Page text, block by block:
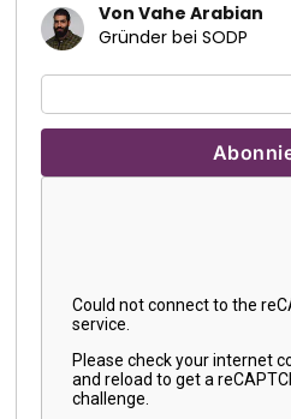
Von Vahe Arabian
Gründer bei SODP